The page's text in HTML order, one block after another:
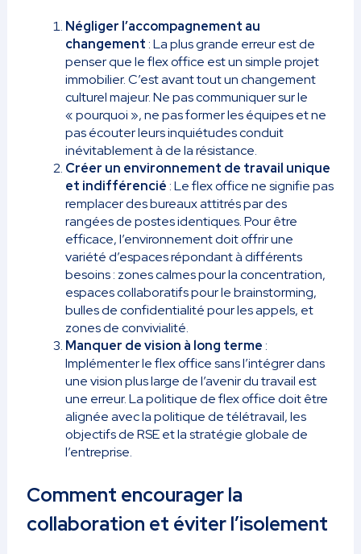
Négliger l’accompagnement au
changement : La plus grande erreur est de
penser que le flex office est un simple projet
immobilier. C’est avant tout un changement
culturel majeur. Ne pas communiquer sur le
« pourquoi », ne pas former les équipes et ne
pas écouter leurs inquiétudes conduit
inévitablement à de la résistance.
Créer un environnement de travail unique
et indifférencié : Le flex office ne signifie pas
remplacer des bureaux attitrés par des
rangées de postes identiques. Pour être
efficace, l’environnement doit offrir une
variété d’espaces répondant à différents
besoins : zones calmes pour la concentration,
espaces collaboratifs pour le brainstorming,
bulles de confidentialité pour les appels, et
zones de convivialité.
Manquer de vision à long terme :
Implémenter le flex office sans l’intégrer dans
une vision plus large de l’avenir du travail est
une erreur. La politique de flex office doit être
alignée avec la politique de télétravail, les
objectifs de RSE et la stratégie globale de
l’entreprise.
Comment encourager la
collaboration et éviter l’isolement